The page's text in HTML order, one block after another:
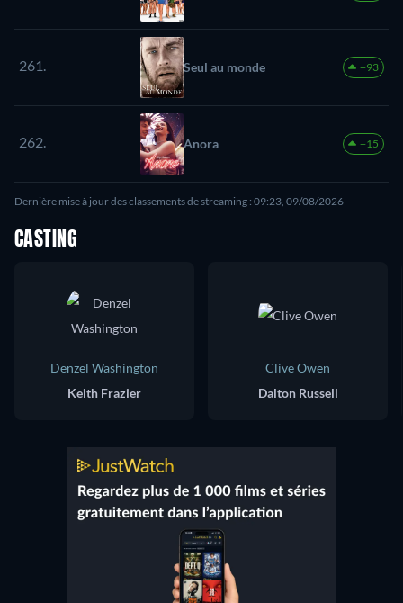
261. Seul au monde +93
262. Anora +15
Dernière mise à jour des classements de streaming : 09:23, 09/08/2026
CASTING
Denzel Washington
Keith Frazier
Clive Owen
Dalton Russell